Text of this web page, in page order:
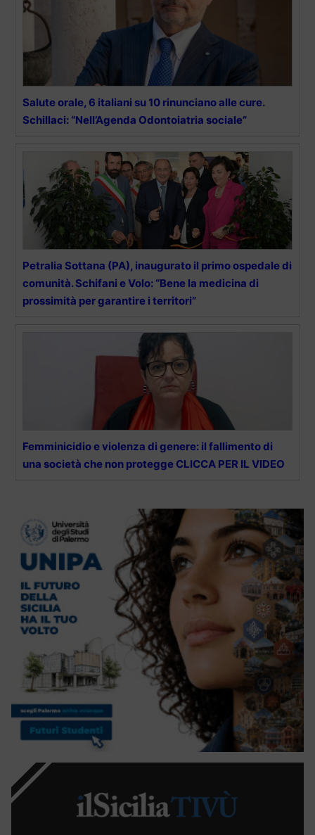
Salute orale, 6 italiani su 10 rinunciano alle cure.
Schillaci: “Nell’Agenda Odontoiatria sociale”
Petralia Sottana (PA), inaugurato il primo ospedale di
comunità. Schifani e Volo: “Bene la medicina di
prossimità per garantire i territori”
Femminicidio e violenza di genere: il fallimento di
una società che non protegge CLICCA PER IL VIDEO